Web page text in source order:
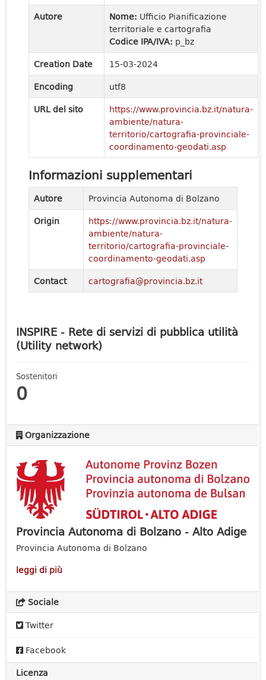
INSPIRE - Rete di servizi di pubblica utilità
(Utility network)
Sostenitori
0
Organizzazione
Provincia Autonoma di Bolzano - Alto Adige
Provincia Autonoma di Bolzano
leggi di più
Sociale
Twitter
Facebook
Licenza
Autore Nome: Ufficio Pianificazione
territoriale e cartografia
Codice IPA/IVA: p_bz
Creation Date
15-03-2024
Encoding
utf8
URL del sito
https://www.provincia.bz.it/natura-
ambiente/natura-
territorio/cartografia-provinciale-
coordinamento-geodati.asp
Informazioni supplementari
Autore
Provincia Autonoma di Bolzano
Origin
https://www.provincia.bz.it/natura-
ambiente/natura-
territorio/cartografia-provinciale-
coordinamento-geodati.asp
Contact
cartografia@provincia.bz.it